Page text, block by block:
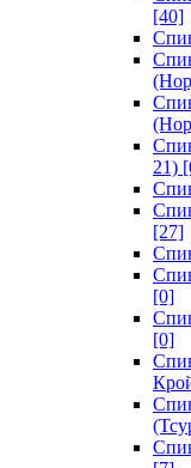
[40]
21)
[27]
[0]
[0]